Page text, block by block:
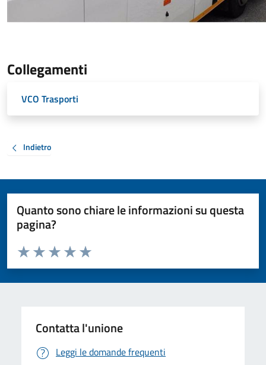
Collegamenti
VCO Trasporti
Indietro
Quanto sono chiare le informazioni su questa
pagina?
Valuta da 1 a 5 stelle la pagina
Valuta 5 stelle su 5
Valuta 4 stelle su 5
Valuta 3 stelle su 5
Valuta 2 stelle su 5
Valuta 1 stelle su 5
Contatta l'unione
Leggi le domande frequenti